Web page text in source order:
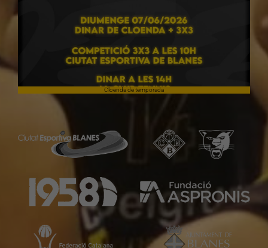
Cloenda de temporada